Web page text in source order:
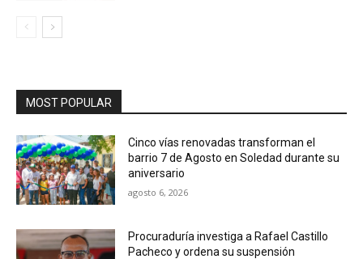
MOST POPULAR
Cinco vías renovadas transforman el
barrio 7 de Agosto en Soledad durante su
aniversario
agosto 6, 2026
Procuraduría investiga a Rafael Castillo
Pacheco y ordena su suspensión